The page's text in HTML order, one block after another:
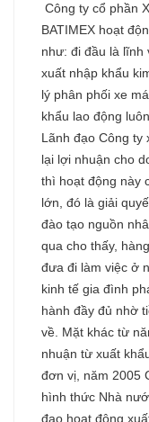
Công ty cổ phần
BATIMEX hoạt
như: đi đầu là lĩnh
xuất nhập khẩu
lý phân phối xe
khẩu lao động
Lãnh đạo Công ty
lại lợi nhuận cho
thì hoạt động này
lớn, đó là giải
đào tạo nguồn
qua cho thấy,
đưa đi làm việc ở
kinh tế gia đình
hành đầy đủ nhờ
về. Mặt khác từ
nhuận từ xuất
đơn vị, năm 2005
hình thức Nhà
đạo hoạt động